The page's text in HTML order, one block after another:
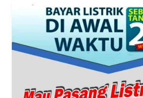
WN
WN